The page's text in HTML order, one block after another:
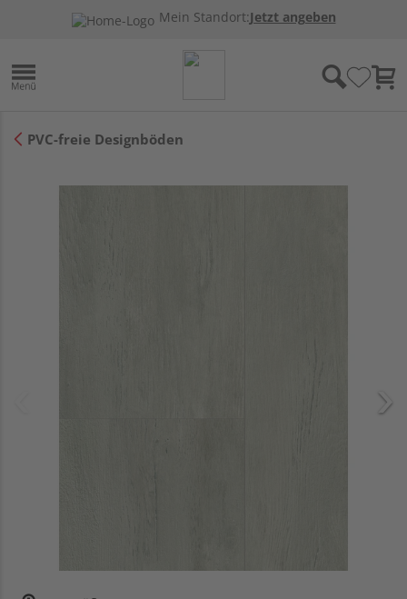
Mein Standort:Jetzt angeben
PVC-freie Designböden